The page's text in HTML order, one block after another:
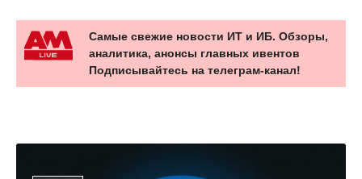
Самые свежие новости ИТ и ИБ. Обзоры,
аналитика, анонсы главных ивентов
Подписывайтесь на телеграм-канал!